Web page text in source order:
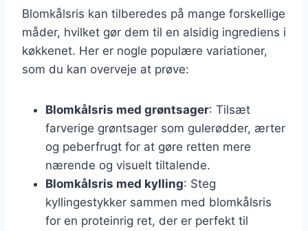
Blomkålsris kan tilberedes på mange forskellige
måder, hvilket gør dem til en alsidig ingrediens i
køkkenet. Her er nogle populære variationer,
som du kan overveje at prøve:
Blomkålsris med grøntsager: Tilsæt
farverige grøntsager som gulerødder, ærter
og peberfrugt for at gøre retten mere
nærende og visuelt tiltalende.
Blomkålsris med kylling: Steg
kyllingestykker sammen med blomkålsris
for en proteinrig ret, der er perfekt til